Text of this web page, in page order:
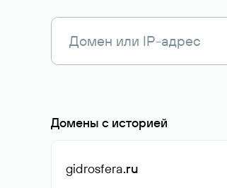
Домены с историей
gidrosfera.ru